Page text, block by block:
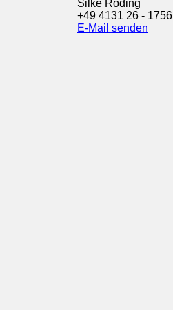
Silke Röding
+49 4131 26 - 1756
E-Mail senden